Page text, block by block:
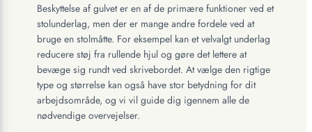
Beskyttelse af gulvet er en af de primære funktioner ved et
stolunderlag, men der er mange andre fordele ved at
bruge en stolmåtte. For eksempel kan et velvalgt underlag
reducere støj fra rullende hjul og gøre det lettere at
bevæge sig rundt ved skrivebordet. At vælge den rigtige
type og størrelse kan også have stor betydning for dit
arbejdsområde, og vi vil guide dig igennem alle de
nødvendige overvejelser.